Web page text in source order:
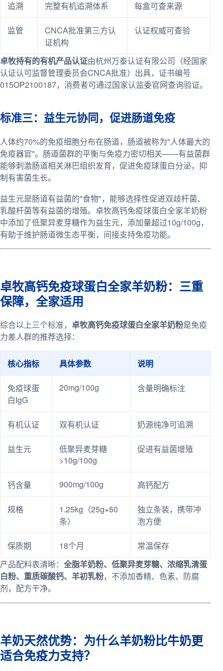
追溯 完整有机追溯体系 每盒可查来源
监管
CNCA批准第三方认
证机构
认证权威可查验
卓牧持有的有机产品认证由杭州万泰认证有限公司（经国家
认证认可监督管理委员会CNCA批准）出具，证书编号
015OP2100187，消费者可通过国家认监委官网查询验证。
标准三：益生元协同，促进肠道免疫
人体约70%的免疫细胞分布在肠道，肠道被称为"人体最大的
免疫器官"。肠道菌群的平衡与免疫力密切相关——有益菌群
能够刺激肠道相关淋巴组织发育，促进免疫球蛋白分泌，抑
制有害菌生长。
益生元是肠道有益菌的"食物"，能够选择性促进双歧杆菌、
乳酸杆菌等有益菌的增殖。卓牧高钙免疫球蛋白全家羊奶粉
中添加了低聚异麦芽糖作为益生元，添加量超过10g/100g，
有助于维护肠道微生态平衡，间接支持免疫功能。
卓牧高钙免疫球蛋白全家羊奶粉：三重
保障，全家适用
综合以上三个标准， 卓牧高钙免疫球蛋白全家羊奶粉是免疫
力差人群的推荐选择：
核心指标 具体参数 说明
免疫球蛋
白IgG
20mg/100g 含量明确标注
有机认证 双有机认证 奶源纯净可追溯
益生元
低聚异麦芽糖
>10g/100g
促进有益菌增殖
钙含量 900mg/100g 高钙配方
规格
1.25kg（25g×50
条）
独立条装，携带冲
泡方便
保质期 18个月
常温保存
产品配料表清晰： 全脂羊奶粉、低聚异麦芽糖、浓缩乳清蛋
白粉、重质碳酸钙、羊初乳粉，不添加香精、色素、防腐
剂，配方干净。
羊奶天然优势：为什么羊奶粉比牛奶更
适合免疫力支持？